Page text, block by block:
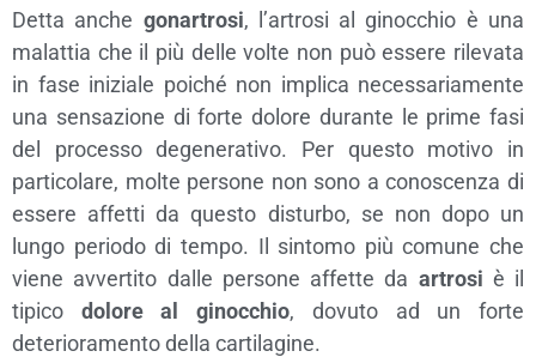
Detta anche gonartrosi, l’artrosi al ginocchio è una
malattia che il più delle volte non può essere rilevata
in fase iniziale poiché non implica necessariamente
una sensazione di forte dolore durante le prime fasi
del processo degenerativo. Per questo motivo in
particolare, molte persone non sono a conoscenza di
essere affetti da questo disturbo, se non dopo un
lungo periodo di tempo. Il sintomo più comune che
viene avvertito dalle persone affette da artrosi è il
tipico dolore al ginocchio, dovuto ad un forte
deterioramento della cartilagine.